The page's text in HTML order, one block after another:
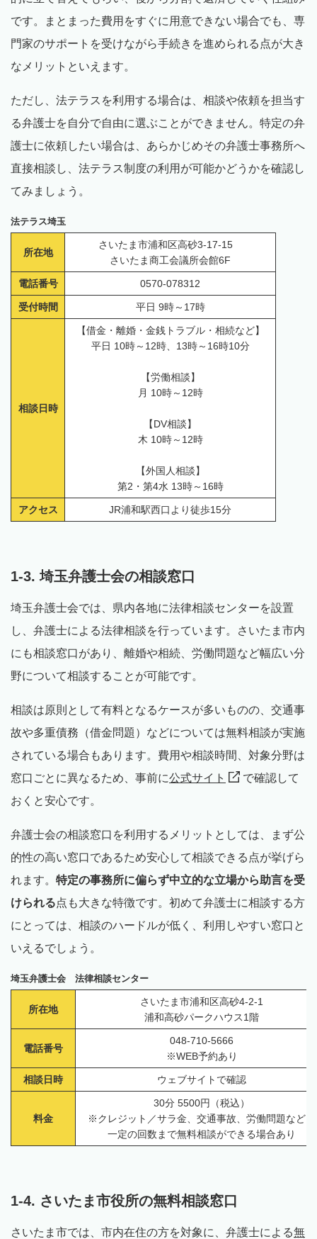
です。まとまった費用をすぐに用意できない場合でも、専
門家のサポートを受けながら手続きを進められる点が大き
なメリットといえます。
ただし、法テラスを利用する場合は、相談や依頼を担当す
る弁護士を自分で自由に選ぶことができません。特定の弁
護士に依頼したい場合は、あらかじめその弁護士事務所へ
直接相談し、法テラス制度の利用が可能かどうかを確認し
てみましょう。
法テラス埼玉
所在地
さいたま市浦和区高砂3-17-15
さいたま商工会議所会館6F
電話番号 0570-078312
受付時間 平日 9時～17時
相談日時
【借金・離婚・金銭トラブル・相続など】
平日 10時～12時、13時～16時10分
【労働相談】
月 10時～12時
【DV相談】
木 10時～12時
【外国人相談】
第2・第4水 13時～16時
アクセス JR浦和駅西口より徒歩15分
1-3. 埼玉弁護士会の相談窓口
埼玉弁護士会では、県内各地に法律相談センターを設置
し、弁護士による法律相談を行っています。さいたま市内
にも相談窓口があり、離婚や相続、労働問題など幅広い分
野について相談することが可能です。
相談は原則として有料となるケースが多いものの、交通事
故や多重債務（借金問題）などについては無料相談が実施
されている場合もあります。費用や相談時間、対象分野は
窓口ごとに異なるため、事前に公式サイト
で確認して
おくと安心です。
弁護士会の相談窓口を利用するメリットとしては、まず公
的性の高い窓口であるため安心して相談できる点が挙げら
れます。 特定の事務所に偏らず中立的な立場から助言を受
けられる点も大きな特徴です。初めて弁護士に相談する方
にとっては、相談のハードルが低く、利用しやすい窓口と
いえるでしょう。
埼玉弁護士会 法律相談センター
所在地
さいたま市浦和区高砂4-2-1
浦和高砂パークハウス1階
電話番号
048-710-5666
※WEB予約あり
相談日時 ウェブサイトで確認
料金
30分 5500円（税込）
※クレジット／サラ金、交通事故、労働問題など、
一定の回数まで無料相談ができる場合あり
1-4. さいたま市役所の無料相談窓口
さいたま市では、市内在住の方を対象に、弁護士による無